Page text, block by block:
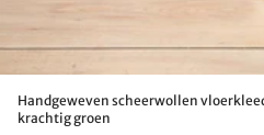
Handgeweven scheerwollen
krachtig groen